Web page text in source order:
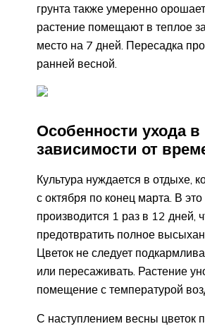
грунта также умеренно
растение помещают в теплое
место на 7 дней. Пересадка
ранней весной.
Особенности ухода в
зависимости от
Культура нуждается в отдыхе,
с октября по конец марта. В
производится 1 раз в 12 дней,
предотвратить полное
Цветок не следует
или пересаживать. Растение
помещение с температурой
С наступлением весны цветок